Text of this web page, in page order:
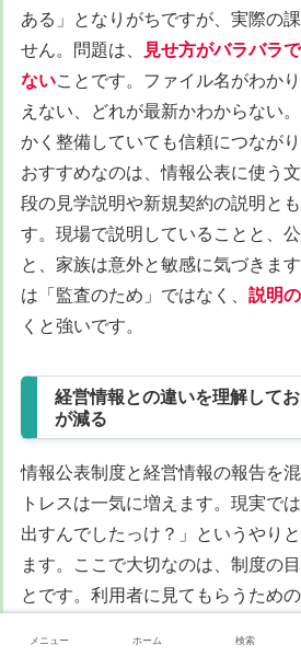
ある」となりがちですが、実際の
せん。問題は、
見せ方がバラバラ
ないことです。ファイル名がわか
えない、どれが最新かわからない
かく整備していても信頼につながり
おすすめなのは、情報公表に使う
段の見学説明や新規契約の説明と
す。現場で説明していることと、
と、家族は意外と敏感に気づきま
は「監査のため」ではなく、 説明
くと強いです。
経営情報との違いを理解して
が減る
情報公表制度と経営情報の報告を
トレスは一気に増えます。現実で
出すんでしたっけ？」というやり
ます。ここで大切なのは、制度の
とです。利用者に見てもらうため
メニュー ホーム 検索